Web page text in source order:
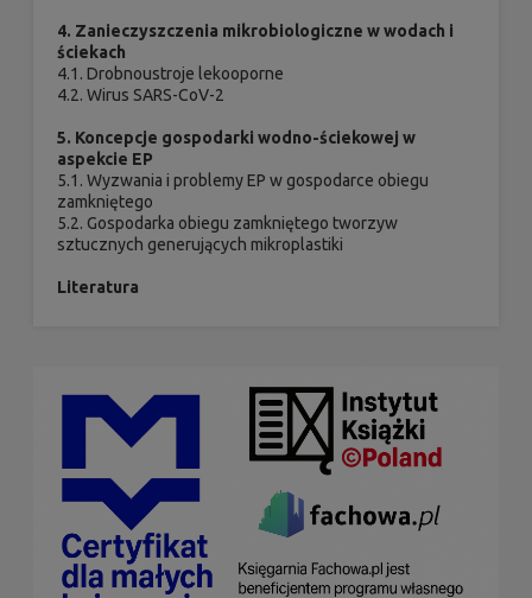
4. Zanieczyszczenia mikrobiologiczne w wodach i
ściekach
4.1. Drobnoustroje lekooporne
4.2. Wirus SARS-CoV-2
5. Koncepcje gospodarki wodno-ściekowej w
aspekcie EP
5.1. Wyzwania i problemy EP w gospodarce obiegu
zamkniętego
5.2. Gospodarka obiegu zamkniętego tworzyw
sztucznych generujących mikroplastiki
Literatura